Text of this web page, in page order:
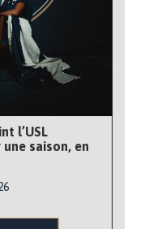
l’USL
saison, en